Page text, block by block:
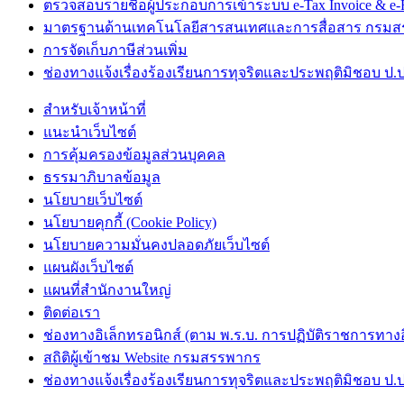
ตรวจสอบรายชื่อผู้ประกอบการเข้าระบบ e-Tax Invoice & e-
มาตรฐานด้านเทคโนโลยีสารสนเทศและการสื่อสาร กรม
การจัดเก็บภาษีส่วนเพิ่ม
ช่องทางแจ้งเรื่องร้องเรียนการทุจริตและประพฤติมิชอบ ป.
สำหรับเจ้าหน้าที่
แนะนำเว็บไซต์
การคุ้มครองข้อมูลส่วนบุคคล
ธรรมาภิบาลข้อมูล
นโยบายเว็บไซต์
นโยบายคุกกี้ (Cookie Policy)
นโยบายความมั่นคงปลอดภัยเว็บไซต์
แผนผังเว็บไซต์
แผนที่สำนักงานใหญ่
ติดต่อเรา
ช่องทางอิเล็กทรอนิกส์ (ตาม พ.ร.บ. การปฏิบัติราชการทางอิ
สถิติผู้เข้าชม Website กรมสรรพากร
ช่องทางแจ้งเรื่องร้องเรียนการทุจริตและประพฤติมิชอบ ป.